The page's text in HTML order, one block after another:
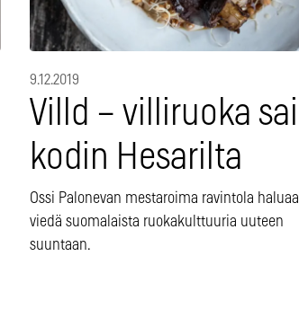
9.12.2019
Villd – villiruoka sai
kodin Hesarilta
Ossi Palonevan mestaroima ravintola haluaa
viedä suomalaista ruokakulttuuria uuteen
suuntaan.